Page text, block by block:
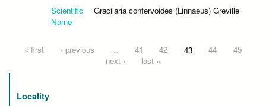
Scientific
Name
Gracilaria confervoides (Linnaeus) Greville
Pages
« first ‹ previous … 41 42 43 44
45
next ›
last »
Locality